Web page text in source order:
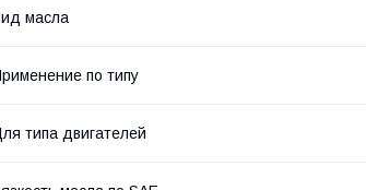
масла
по типу
типа двигателей